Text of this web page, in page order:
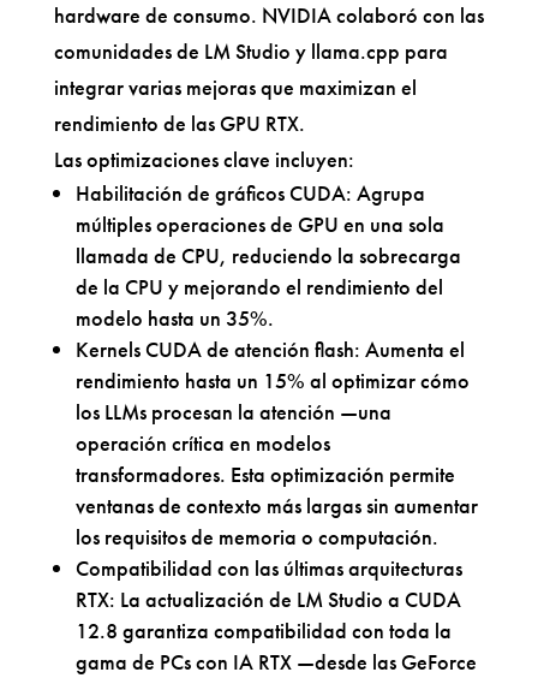
hardware de consumo. NVIDIA colaboró con las
comunidades de LM Studio y llama.cpp para
integrar varias mejoras que maximizan el
rendimiento de las GPU RTX.
Las optimizaciones clave incluyen:
Habilitación de gráficos CUDA: Agrupa
múltiples operaciones de GPU en una sola
llamada de CPU, reduciendo la sobrecarga
de la CPU y mejorando el rendimiento del
modelo hasta un 35%.
Kernels CUDA de atención flash: Aumenta el
rendimiento hasta un 15% al optimizar cómo
los LLMs procesan la atención —una
operación crítica en modelos
transformadores. Esta optimización permite
ventanas de contexto más largas sin aumentar
los requisitos de memoria o computación.
Compatibilidad con las últimas arquitecturas
RTX: La actualización de LM Studio a CUDA
12.8 garantiza compatibilidad con toda la
gama de PCs con IA RTX —desde las GeForce